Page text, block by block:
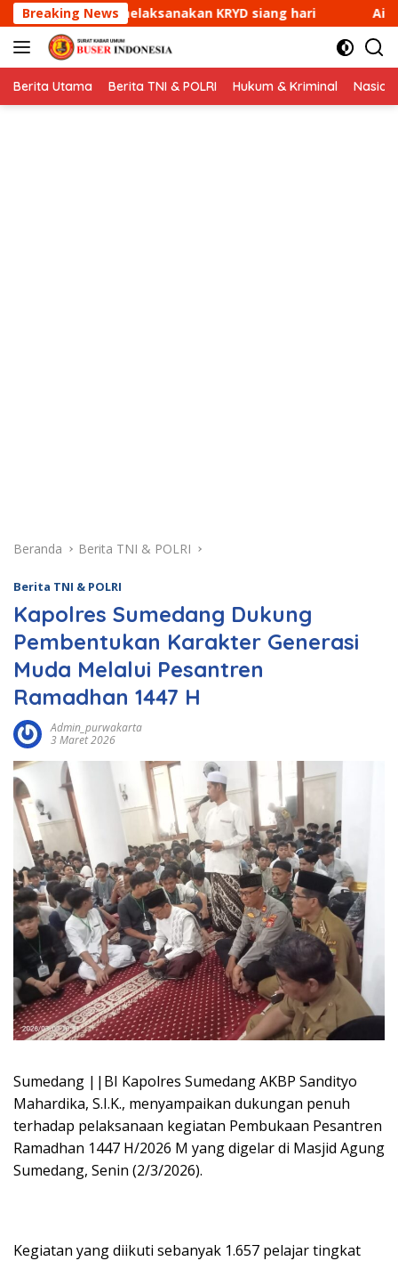
Langsung
ke
konten
Breaking News
siang hari Aipda Ade Mulyana
Berita Utama Berita TNI & POLRI Hukum & Kriminal
Beranda Berita TNI & POLRI
Berita TNI & POLRI
Kapolres Sumedang Dukung
Pembentukan Karakter Generasi
Muda Melalui Pesantren
Ramadhan 1447 H
Admin_purwakarta
3 Maret 2026
Sumedang ||BI Kapolres Sumedang AKBP Sandityo
Mahardika, S.I.K., menyampaikan dukungan penuh
terhadap pelaksanaan kegiatan Pembukaan Pesantren
Ramadhan 1447 H/2026 M yang digelar di Masjid Agung
Sumedang, Senin (2/3/2026).
Kegiatan yang diikuti sebanyak 1.657 pelajar tingkat